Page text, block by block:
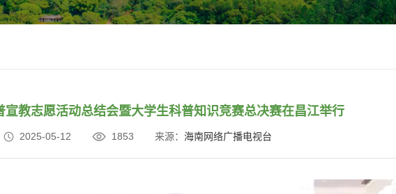
宣教志愿活动总结会暨大学生科普知识竞赛总决赛在昌江举行
2025-05-12 1853 来源： 海南网络广播电视台